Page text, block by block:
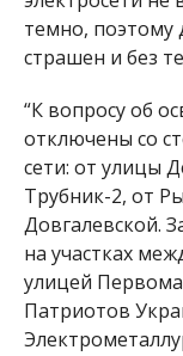
“К вопросу об
отключены со
Трубник-2, от
Довгалевской.
на участках
улицей
Патриотов
полностью
директор КП
1” Алексей